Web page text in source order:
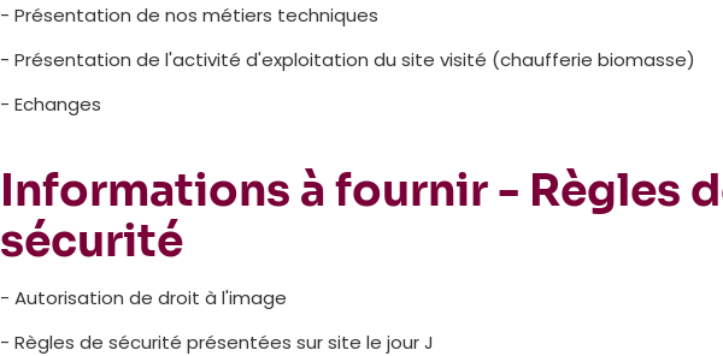
- Présentation de nos métiers techniques
- Présentation de l'activité d'exploitation du site visité (chaufferie biomasse)
- Echanges
Informations à fournir - Règles
sécurité
- Autorisation de droit à l'image
- Règles de sécurité présentées sur site le jour J